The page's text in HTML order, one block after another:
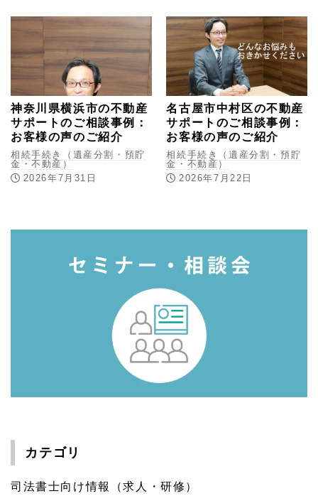
神奈川県横浜市の不動産
サポートのご相談事例：
お客様の声のご紹介
相続手続き（遺産分割・預貯
金・不動産）
2026年7月31日
名古屋市中村区の不動産
サポートのご相談事例：
お客様の声のご紹介
相続手続き（遺産分割・預貯
金・不動産）
2026年7月22日
カテゴリ
司法書士向け情報（求人・研修）